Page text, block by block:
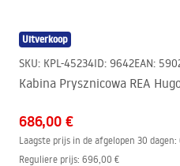
Uitverkoop
SKU: KPL-45234ID: 9642EAN:
Kabina Prysznicowa REA
686,00 €
Laagste prijs in de afgelopen 30 dagen:
Reguliere prijs: 696,00 €